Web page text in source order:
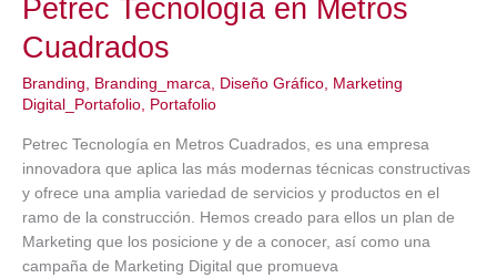
Petrec Tecnología en Metros
Cuadrados
Branding Branding_marca Diseño Gráfico Marketing
Digital_Portafolio Portafolio
Petrec Tecnología en Metros Cuadrados, es una empresa
innovadora que aplica las más modernas técnicas constructivas
y ofrece una amplia variedad de servicios y productos en el
ramo de la construcción. Hemos creado para ellos un plan de
Marketing que los posicione y de a conocer, así como una
campaña de Marketing Digital que promueva